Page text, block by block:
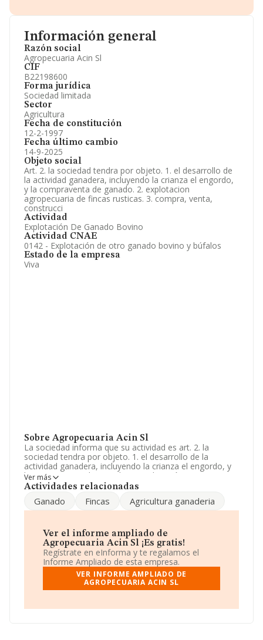
Información general
Razón social
Agropecuaria Acin Sl
CIF
B22198600
Forma jurídica
Sociedad limitada
Sector
Agricultura
Fecha de constitución
12-2-1997
Fecha último cambio
14-9-2025
Objeto social
Art. 2. la sociedad tendra por objeto. 1. el desarrollo de
la actividad ganadera, incluyendo la crianza el engordo,
y la compraventa de ganado. 2. explotacion
agropecuaria de fincas rusticas. 3. compra, venta,
construcci
Actividad
Explotación De Ganado Bovino
Actividad CNAE
0142 - Explotación de otro ganado bovino y búfalos
Estado de la empresa
Viva
Sobre Agropecuaria Acin Sl
La sociedad informa que su actividad es art. 2. la
sociedad tendra por objeto. 1. el desarrollo de la
actividad ganadera, incluyendo la crianza el engordo, y
la compraventa de ganado. 2. explotación agropecuaria
de fincas rústicas. 3. compra, venta, construcci. La
Sociedad Limitada. La actividad de referencia CNAE
corresponde a 'Explotación de otro ganado bovino y
actividad en mercados exteriores.
La sociedadAgropecuaria Acin S.L, B22198600, tiene
domicilio fiscal en Calle San Isidro núm. 13, (22270), en
el municipio de Almudevar, en Huesca, Aragón.
En base a la información de la que dispone INFORMA
asciende a 1.600 millones de euros y en 2024 la media
Ver más
Actividades relacionadas
Ganado Fincas Agricultura ganaderia
Ver el informe ampliado de
Agropecuaria Acin Sl ¡Es gratis!
Regístrate en eInforma y te regalamos el
Informe Ampliado de esta empresa.
VER INFORME AMPLIADO DE
AGROPECUARIA ACIN SL
Información oficial y registral complementaria.